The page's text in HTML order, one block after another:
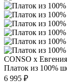
CONSO х
Платок из 100%
6 995 ₽